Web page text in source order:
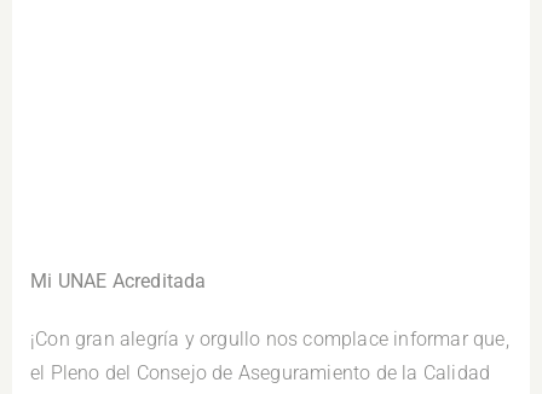
Mi UNAE Acreditada
¡Con gran alegría y orgullo nos complace informar que,
el Pleno del Consejo de Aseguramiento de la Calidad